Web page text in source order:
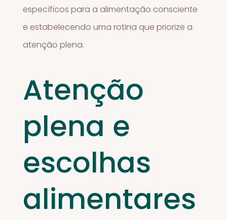
específicos para a alimentação consciente
e estabelecendo uma rotina que priorize a
atenção plena.
Atenção
plena e
escolhas
alimentares